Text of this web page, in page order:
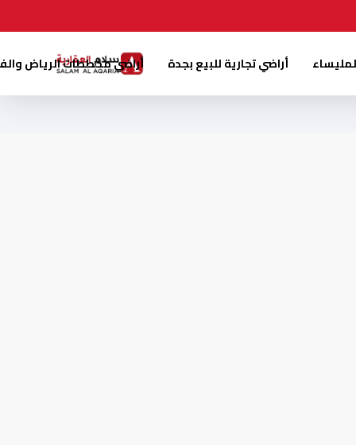
أراضي تجارية للبيع بجدة أراضي مخططات الرياض